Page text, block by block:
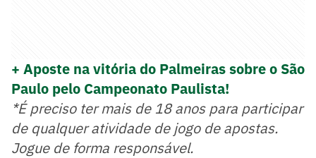
+ Aposte na vitória do Palmeiras sobre o São
Paulo pelo Campeonato Paulista!
*É preciso ter mais de 18 anos para participar
de qualquer atividade de jogo de apostas.
Jogue de forma responsável.